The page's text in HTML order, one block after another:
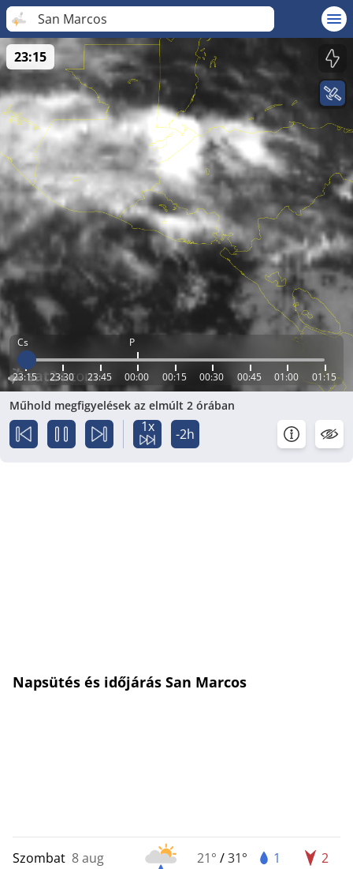
San Marcos
Cs P
23:15 23:30 23:45 00:00 00:15 00:30 00:45 01:00 01:15
23:15
Műhold megfigyelések az elmúlt 2 órában
1x -2h
Napsütés és időjárás San Marcos
Szombat 8 aug 21° /31° 1 2